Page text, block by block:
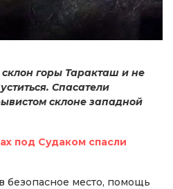
горы Таракташ и не
Спасатели
склоне западной
под Судаком спасли
безопасное место, помощь